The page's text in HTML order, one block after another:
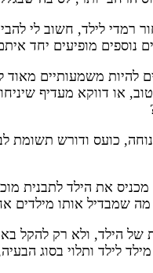
רמדי לילד, חשוב לי
נוספים מופיעים יחד
להיות משמעותיים
או דווקא מעדיף
כועס ודורש תשומת
את הילד לתבנית
שמבדיל אותו מילדים
הילד, ולא רק להקל
לילד ותלוי בסוג